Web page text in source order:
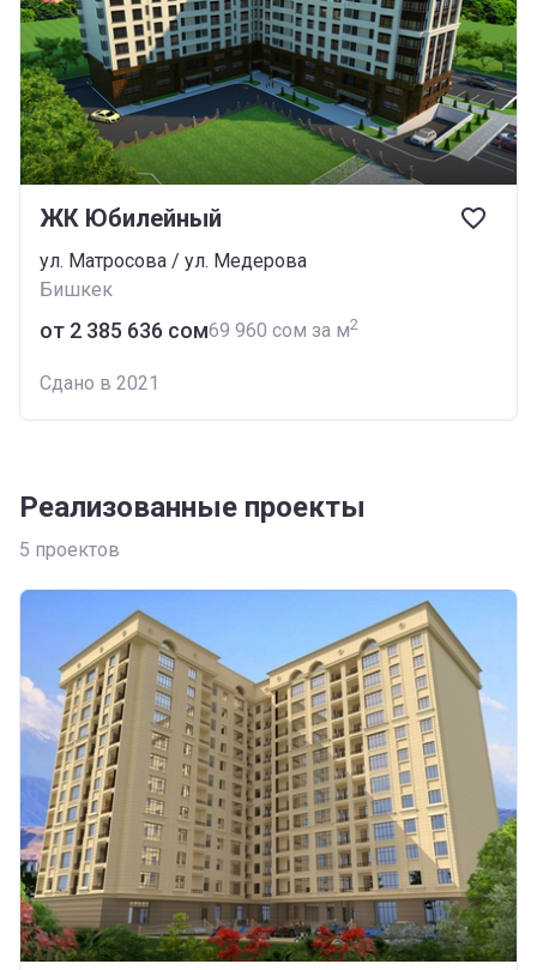
ЖК Юбилейный
ул. Матросова / ул. Медерова
Бишкек
от ‍2 385 636 сом‍69 960 сом за м2
Сдано в 2021
Реализованные проекты
5 проектов